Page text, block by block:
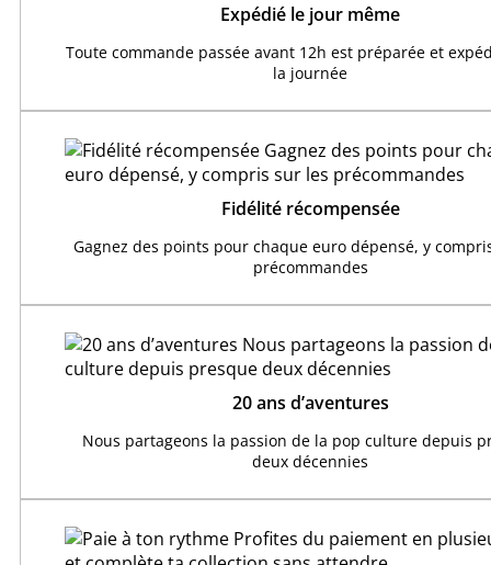
Expédié le jour même
Toute commande passée avant 12h est préparée et
la journée
Fidélité récompensée
Gagnez des points pour chaque euro dépensé, y
précommandes
20 ans d’aventures
Nous partageons la passion de la pop culture depuis
deux décennies